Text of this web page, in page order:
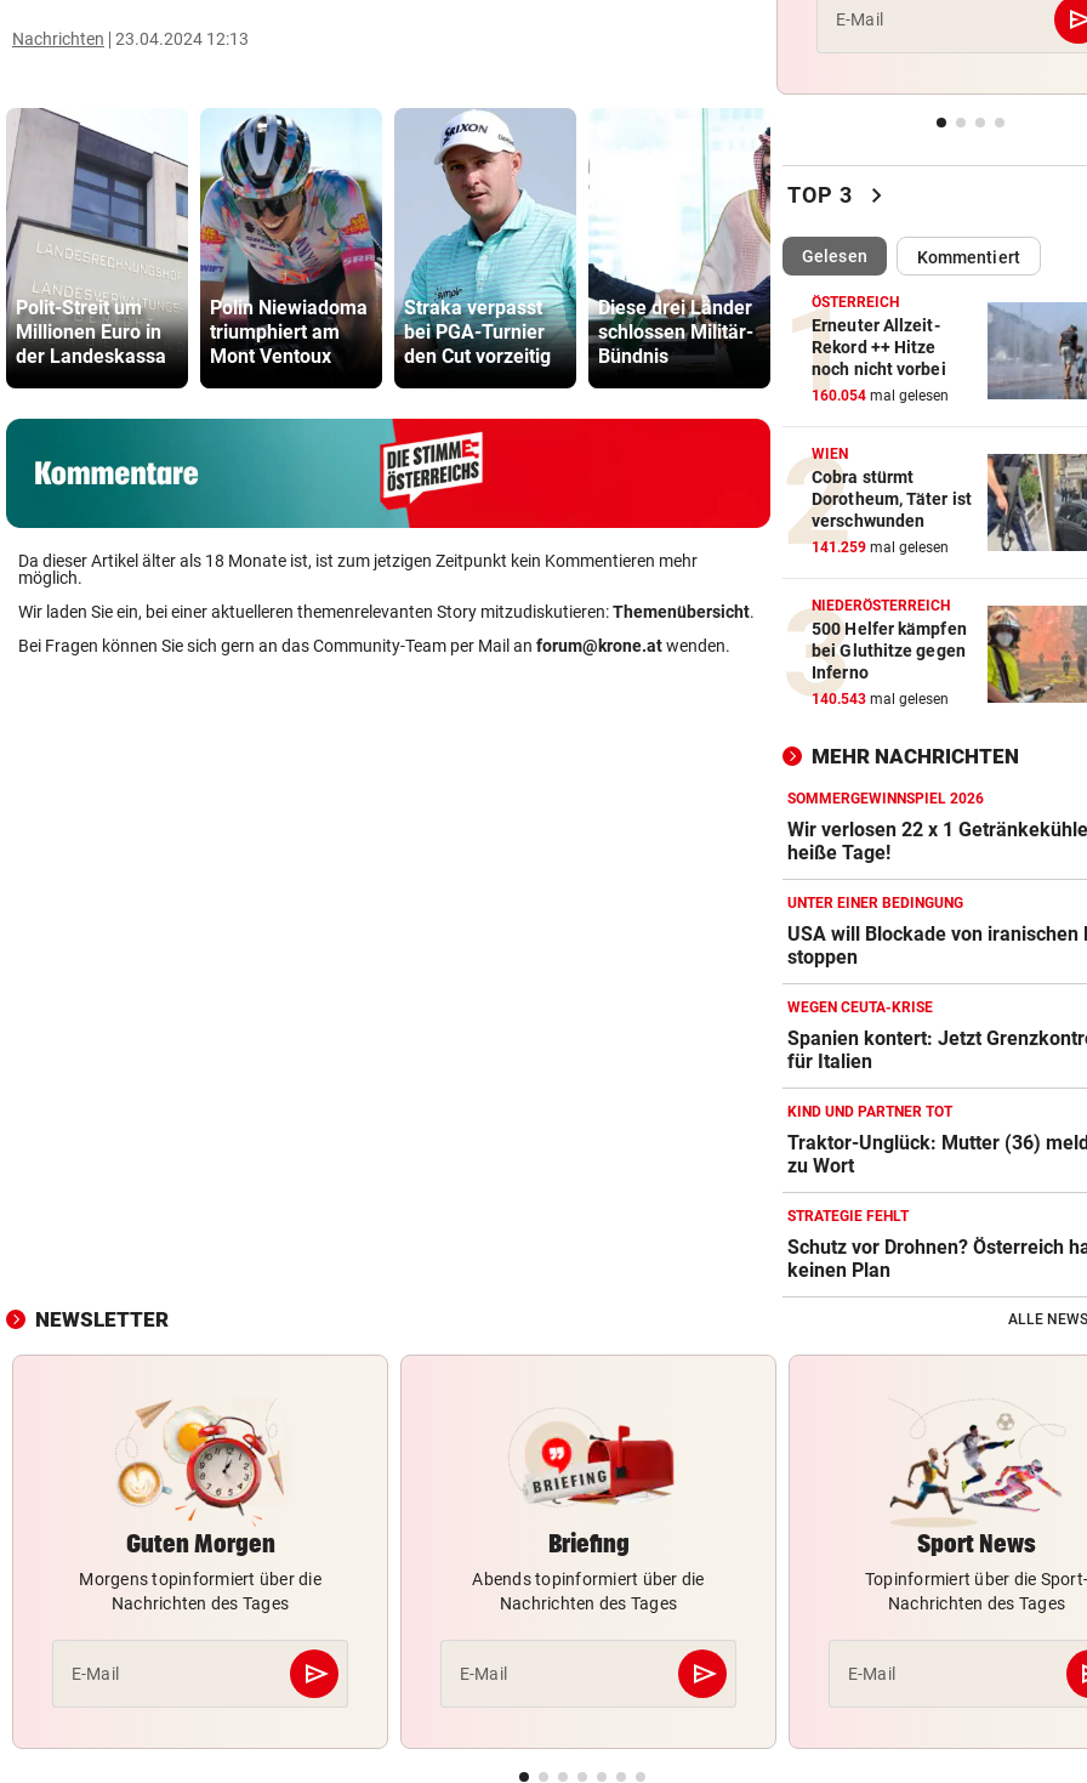
Nachrichten 23.04.2024 12:13
Polit-Streit um
Millionen Euro in
der Landeskassa
Polin Niewiadoma
triumphiert am
Mont Ventoux
Straka verpasst
bei PGA-Turnier
den Cut vorzeitig
Diese drei Länder
schlossen Militär-
Bündnis
Feuerwehr
befreite Kalb aus
misslicher Lage
Sager
Mütter-
gegen
Da dieser Artikel älter als 18 Monate ist, ist zum jetzigen Zeitpunkt kein Kommentieren mehr
möglich.
Wir laden Sie ein, bei einer aktuelleren themenrelevanten Story mitzudiskutieren:Themenübersicht.
Bei Fragen können Sie sich gern an das Community-Team per Mail an forum@krone.atwenden.
vor
300.000 Euro auf
Luxus am Meer! Sabalenka
gewährt private Einblicke
„IHR SEID DER HAMMER!“
Feuerwehr befreite Kalb aus
misslicher Lage
FUSSBALL-FANS FEIERN vor
Hochgefühle dank
eines Kult-Sponsors
LIEFERING VERLIERT vor
Enttäuschende Zweitliga-
Rückkehr nach Grödig
2. LIGA – 2. RUNDE
Fehlstart komplett! Nächste
für St. Pölten
WANDERER AUSGEFLOGEN vor
Dramatik im Valser Tal
IN GREENSBORO vor 8
Straka verpasst bei PGA-
den Cut vorzeitig
SCHRIEB WM-GESCHICHTE vor 8
Bayern kassiert Millionen –
Transfer-Clou
E-Mail
TOP 3 chevron_right
Gelesen(ausgewählt)Kommentiert
ÖSTERREICH
Erneuter Allzeit-
Rekord ++ Hitze
noch nicht vorbei
160.054 mal gelesen
WIEN
Cobra stürmt
Dorotheum, Täter ist
verschwunden
141.259 mal gelesen
NIEDERÖSTERREICH
500 Helfer kämpfen
bei Gluthitze gegen
Inferno
140.543 mal gelesen
MEHR NACHRICHTEN
SOMMERGEWINNSPIEL 2026
Wir verlosen 22 x 1
heiße Tage!
UNTER EINER BEDINGUNG
USA will Blockade von iranischen
stoppen
WEGEN CEUTA-KRISE
Spanien kontert: Jetzt
für Italien
KIND UND PARTNER TOT
Traktor-Unglück: Mutter (36)
zu Wort
STRATEGIE FEHLT
Schutz vor Drohnen? Österreich
keinen Plan
NEWSLETTER ALLE
Guten Morgen
Morgens topinformiert über die
Nachrichten des Tages
E-Mail send
Abschicken
Briefing
Abends topinformiert über die
Nachrichten des Tages
E-Mail send
Abschicken
Sport News
Topinformiert über die Sport-
Nachrichten des Tages
E-Mail